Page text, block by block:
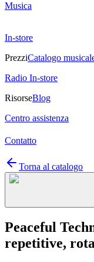
Musica
In-store
PrezziCatalogo
Radio In-store
RisorseBlog
Centro assistenza
Contatto
Torna al catalogo
Peaceful
repetitive,